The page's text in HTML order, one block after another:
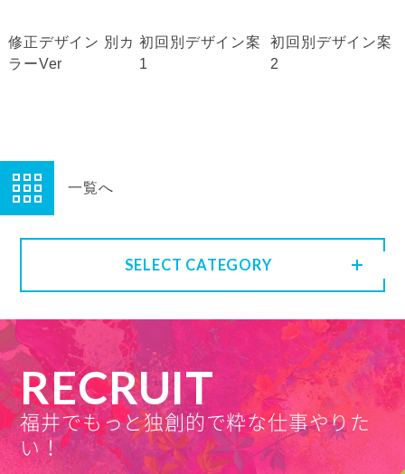
修正デザイン 別カ
ラーVer
初回別デザイン案
1
初回別デザイン案
2
一覧へ
SELECT CATEGORY
RECRUIT
福井でもっと独創的で粋な仕事やりた
い！